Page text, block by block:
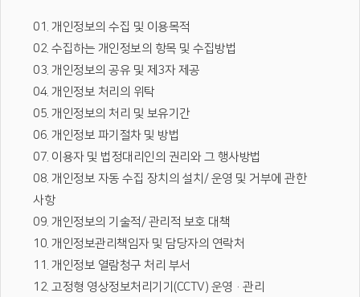
01. 개인정보의 수집 및 이용목적
02. 수집하는 개인정보의 항목 및 수집방법
03. 개인정보의 공유 및 제3자 제공
04. 개인정보 처리의 위탁
05. 개인정보의 처리 및 보유기간
06. 개인정보 파기절차 및 방법
07. 이용자 및 법정대리인의 권리와 그 행사방법
08. 개인정보 자동 수집 장치의 설치/ 운영 및 거부에 관한
사항
09. 개인정보의 기술적/ 관리적 보호 대책
10. 개인정보관리책임자 및 담당자의 연락처
11. 개인정보 열람청구 처리 부서
12. 고정형 영상정보처리기기(CCTV) 운영·관리